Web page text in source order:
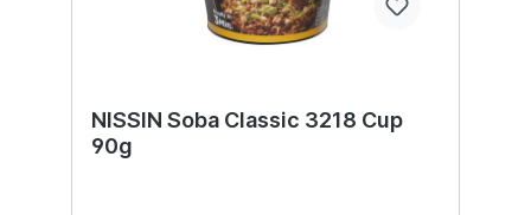
NISSIN Soba Classic 3218 Cup
90g